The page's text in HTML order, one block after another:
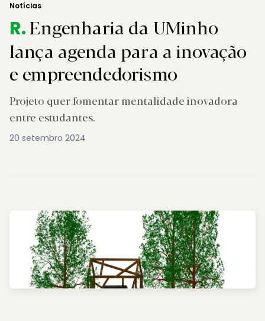
Notícias
R.Engenharia da UMinho
lança agenda para a inovação
e empreendedorismo
Projeto quer fomentar mentalidade inovadora
entre estudantes.
20 setembro 2024